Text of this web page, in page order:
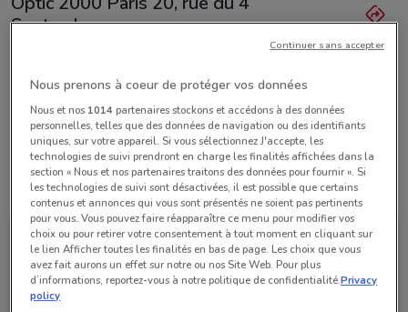
Septembre
Dimanche Fermé
0144519033
Toutes les offres de ce magasin
Nous prenons à coeur de protéger vos données
Nous et nos 1014partenaires stockons et accédons à des données
personnelles, telles que des données de navigation ou des identifiants
uniques, sur votre appareil. Si vous sélectionnez J'accepte, les
technologies de suivi prendront en charge les finalités affichées dans la
section « Nous et nos partenaires traitons des données pour fournir ». Si
les technologies de suivi sont désactivées, il est possible que certains
contenus et annonces qui vous sont présentés ne soient pas pertinents
pour vous. Vous pouvez faire réapparaître ce menu pour modifier vos
choix ou pour retirer votre consentement à tout moment en cliquant sur
le lien Afficher toutes les finalités en bas de page. Les choix que vous
avez fait aurons un effet sur notre ou nos Site Web. Pour plus
d’informations, reportez-vous à notre politique de confidentialité.Privacy
policy
Continuer sans accepter